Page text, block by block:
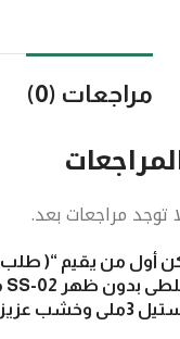
مراجعات (0)
توجد مراجعات بعد.
أول من يقيم “(
3ملى وخشب عزيزى”